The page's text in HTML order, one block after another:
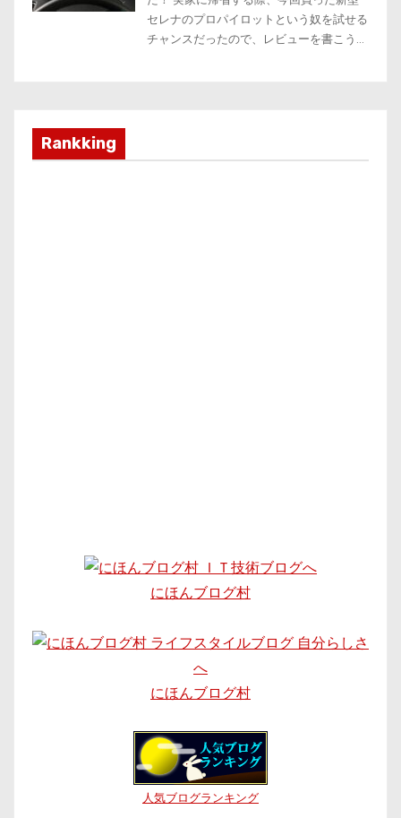
Rankking
にほんブログ村
にほんブログ村
人気ブログランキング